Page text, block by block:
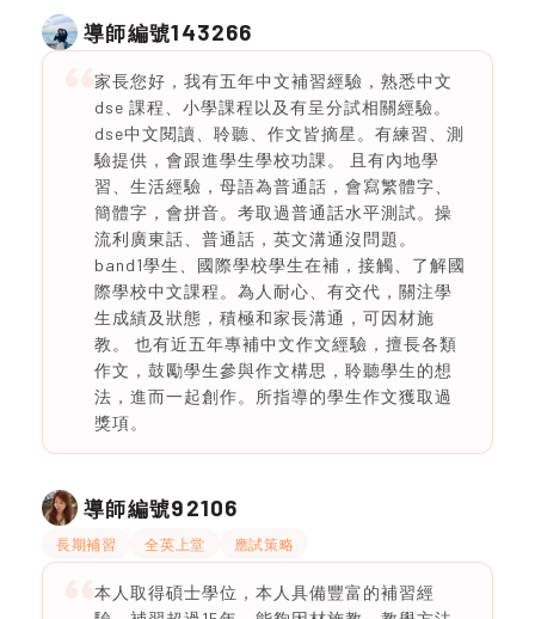
導師編號143266
家長您好，我有五年中文補習經驗，熟悉中文
dse 課程、小學課程以及有呈分試相關經驗。
dse中文閱讀、聆聽、作文皆摘星。有練習、測
驗提供，會跟進學生學校功課。 且有內地學
習、生活經驗，母語為普通話，會寫繁體字、
簡體字，會拼音。考取過普通話水平測試。操
流利廣東話、普通話，英文溝通沒問題。
band1學生、國際學校學生在補，接觸、了解國
際學校中文課程。為人耐心、有交代，關注學
生成績及狀態，積極和家長溝通，可因材施
教。 也有近五年專補中文作文經驗，擅長各類
作文，鼓勵學生參與作文構思，聆聽學生的想
法，進而一起創作。所指導的學生作文獲取過
獎項。
導師編號92106
長期補習 全英上堂 應試策略
本人取得碩士學位，本人具備豐富的補習經